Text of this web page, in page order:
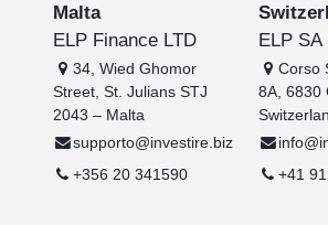
Malta
ELP Finance LTD
34, Wied Ghomor
Street, St. Julians STJ
2043 – Malta
supporto@investire.biz
+356 20 341590
ELP SA
Corso
8A, 6830
+41